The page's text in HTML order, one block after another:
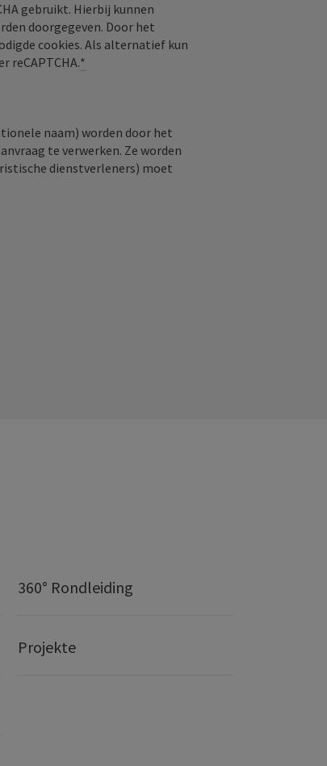
gebruikt. Hierbij kunnen
doorgegeven. Door het
cookies. Als alternatief kun
reCAPTCHA.*
naam) worden door het
te verwerken. Ze worden
dienstverleners) moet
360° Rondleiding
Projekte